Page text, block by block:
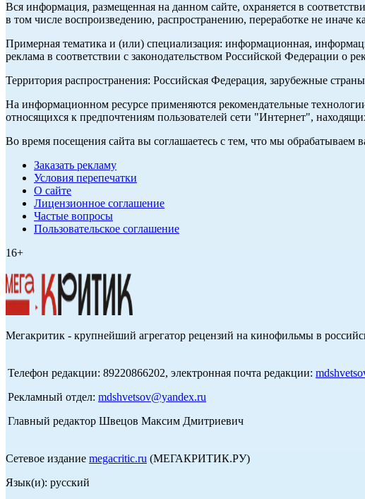
Вся информация, размещенная на данном сайте, охраняется в
в том числе воспроизведению, распространению, переработке не иначе
Примерная тематика и (или) специализация: информационная,
реклама в соответствии с законодательством Российской Федерации о
Территория распространения: Российская Федерация, зарубежные страны
На информационном ресурсе применяются рекомендательные
относящихся к предпочтениям пользователей сети "Интернет",
Во время посещения сайта вы соглашаетесь с тем, что мы
Заказать рекламу
Условия перепечатки
О сайте
Лицензионное соглашение
Частые вопросы
Пользовательское соглашение
16+
Мегакритик - крупнейший агрегатор рецензий на кинофильмы в
Телефон редакции: 89220866202, электронная почта редакции:
Рекламный отдел: mdshvetsov@yandex.ru
Главный редактор Швецов Максим Дмитриевич
Сетевое издание megacritic.ru (МЕГАКРИТИК.РУ)
Язык(и): русский